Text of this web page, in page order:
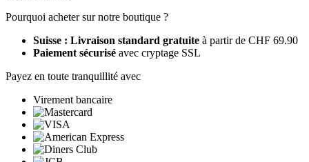
Pourquoi acheter sur notre boutique ?
Suisse : Livraison standard gratuite à partir de CHF 69.90
Paiement sécurisé avec cryptage SSL
Payez en toute tranquillité avec
Virement bancaire